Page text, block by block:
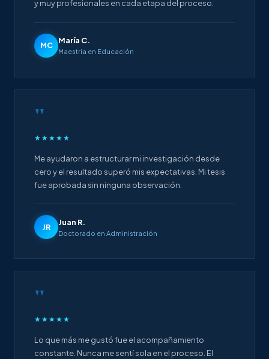
y muy profesionales en cada etapa del proceso.
MC María C.
Maestría en Educación
"
★★★★★
Me ayudaron a estructurar mi investigación desde
cero y el resultado superó mis expectativas. Mi tesis
fue aprobada sin ninguna observación.
JR Juan R.
Doctorado en Administración
"
★★★★★
Lo que más me gustó fue el acompañamiento
constante. Nunca me sentí sola en el proceso. El